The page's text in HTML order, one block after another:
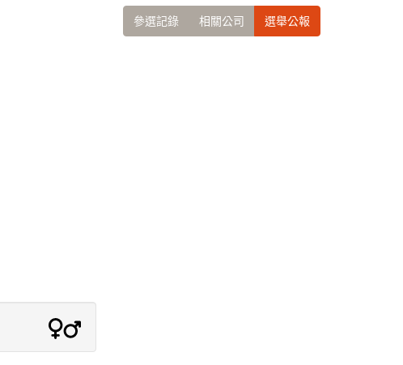
參選記錄 相關公司 選舉公報